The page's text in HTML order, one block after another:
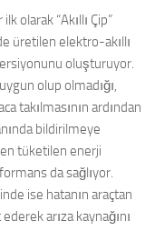
olarak “Akıllı Çip”
üretilen elektro-akıllı
oluşturuyor.
olup olmadığı,
takılmasının ardından
bildirilmeye
tüketilen enerji
da sağlıyor.
ise hatanın araçtan
arıza kaynağını